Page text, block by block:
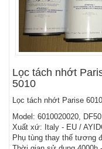
Lọc tách nhớt
5010
Lọc tách nhớt Parise
Model: 6010020020,
Xuất xứ: Italy - EU /
Phụ tùng thay thế tương